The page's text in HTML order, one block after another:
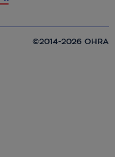
©2014-2026 OHRA